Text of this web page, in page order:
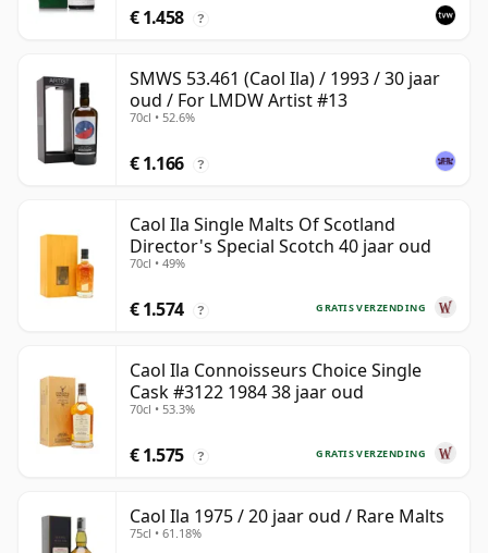
€ 1.458 ?
SMWS 53.461 (Caol Ila) / 1993 / 30 jaar
oud / For LMDW Artist #13
70cl • 52.6%
€ 1.166 ?
Caol Ila Single Malts Of Scotland
Director's Special Scotch 40 jaar oud
70cl • 49%
GRATIS VERZENDING
€ 1.574 ?
Caol Ila Connoisseurs Choice Single
Cask #3122 1984 38 jaar oud
70cl • 53.3%
GRATIS VERZENDING
€ 1.575 ?
Caol Ila 1975 / 20 jaar oud / Rare Malts
75cl • 61.18%